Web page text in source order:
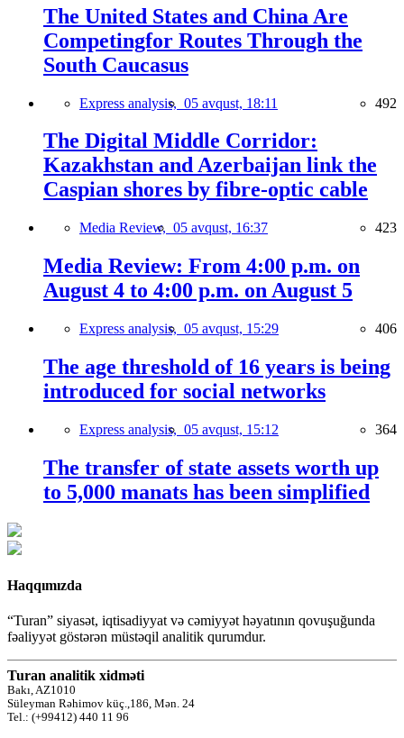
The United States and China Are
Competingfor Routes Through the
South Caucasus
Express analysis, 05 avqust, 18:11 492
The Digital Middle Corridor:
Kazakhstan and Azerbaijan link the
Caspian shores by fibre-optic cable
Media Review, 05 avqust, 16:37 423
Media Review: From 4:00 p.m. on
August 4 to 4:00 p.m. on August 5
Express analysis, 05 avqust, 15:29 406
The age threshold of 16 years is being
introduced for social networks
Express analysis, 05 avqust, 15:12 364
The transfer of state assets worth up
to 5,000 manats has been simplified
Haqqımızda
“Turan” siyasət, iqtisadiyyat və cəmiyyət həyatının qovuşuğunda
fəaliyyət göstərən müstəqil analitik qurumdur.
Turan analitik xidməti
Bakı, AZ1010
Süleyman Rəhimov küç.,186, Mən. 24
Tel.: (+99412) 440 11 96